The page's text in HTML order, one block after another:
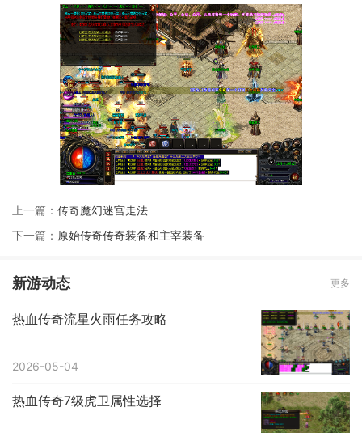
上一篇： 传奇魔幻迷宫走法
下一篇： 原始传奇传奇装备和主宰装备
新游动态 更多
热血传奇流星火雨任务攻略
2026-05-04
热血传奇7级虎卫属性选择